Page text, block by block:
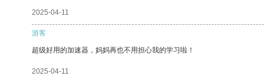
2025-04-11
游客
超级好用的加速器，妈妈再也不用担心我的学习啦！
2025-04-11